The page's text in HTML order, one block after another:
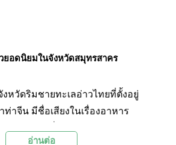
ยอดนิยมในจังหวัดสมุทรสาคร
หวัดริมชายทะเลอ่าวไทยที่ตั้งอยู่
าจีน มีชื่อเสียงในเรื่องอาหาร
อ่านต่อ